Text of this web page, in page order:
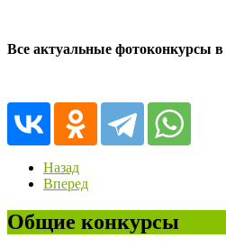
Все актуальные фотоконкурсы в
Назад
Вперед
Общие конкурсы